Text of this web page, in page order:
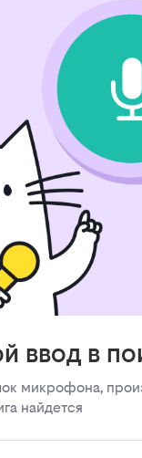
ввод в
микрофона,
найдется